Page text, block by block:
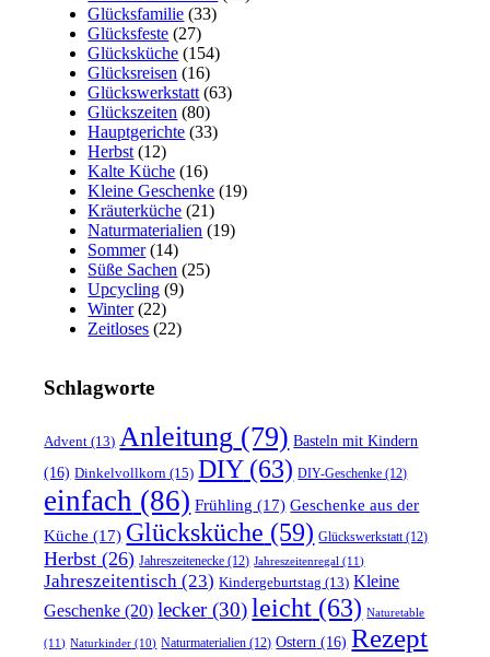
Glücksfamilie (33)
Glücksfeste (27)
Glücksküche (154)
Glücksreisen (16)
Glückswerkstatt (63)
Glückszeiten (80)
Hauptgerichte (33)
Herbst (12)
Kalte Küche (16)
Kleine Geschenke (19)
Kräuterküche (21)
Naturmaterialien (19)
Sommer(14)
Süße Sachen (25)
Upcycling (9)
Winter(22)
Zeitloses (22)
Schlagworte
Advent (13) Anleitung (79) Basteln mit Kindern
(16) Dinkelvollkorn (15) DIY(63) DIY-Geschenke (12)
einfach (86) Frühling (17) Geschenke aus der
Küche (17) Glücksküche (59) Glückswerkstatt(12)
Herbst (26) Jahreszeitenecke (12) Jahreszeitenregal (11)
Jahreszeitentisch (23) Kindergeburtstag (13) Kleine
Geschenke (20) lecker(30) leicht (63) Naturetable
(11) Naturkinder (10) Naturmaterialien (12) Ostern (16) Rezept